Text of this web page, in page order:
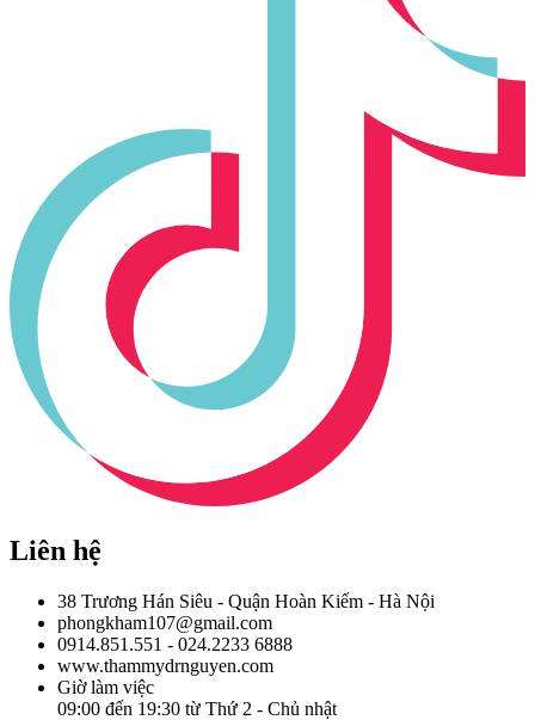
Liên hệ
38 Trương Hán Siêu - Quận Hoàn Kiếm - Hà Nội
phongkham107@gmail.com
0914.851.551 - 024.2233 6888
www.thammydrnguyen.com
Giờ làm việc
09:00 đến 19:30 từ Thứ 2 - Chủ nhật